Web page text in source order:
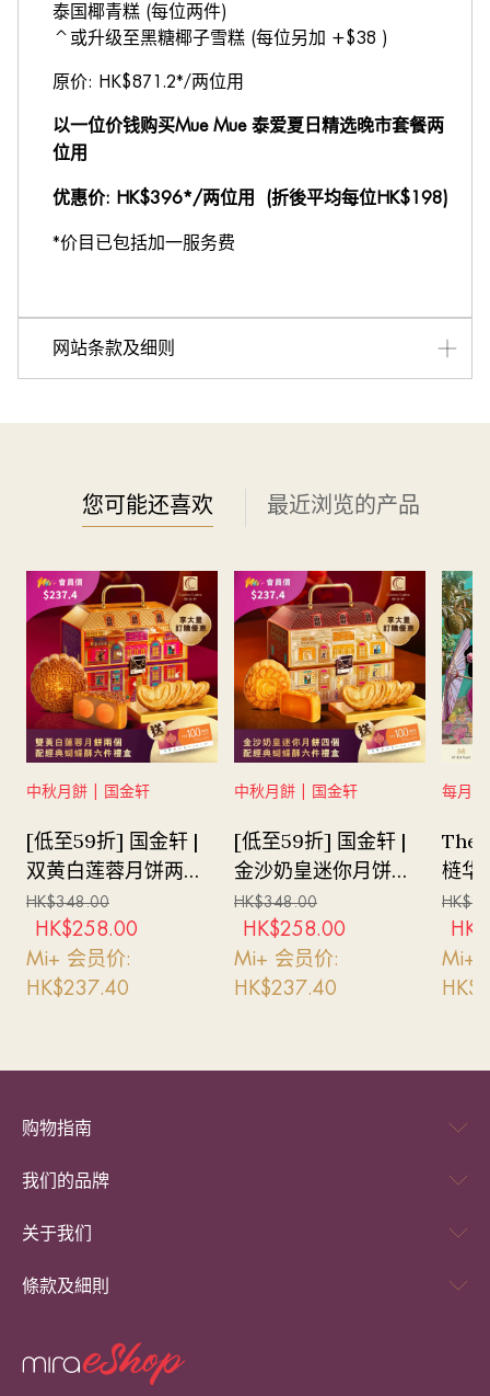
泰国椰青糕 (每位两件)
^或升级至黑糖椰子雪糕 (每位另加 +$38 )
原价: HK$871.2*/两位用
以一位价钱购买Mue Mue 泰爱夏日精选晚市套餐两
位用
优惠价: HK$396*/两位用 (折後平均每位HK$198)
*价目已包括加一服务费
网站条款及细则
已包加一服务费。
如于餐厅点选推广餐牌以外的食品及饮品，所有价钱另
设加一服务费（如适用），并以原价计算。
及免费菜式同时使用。
优惠不可兑换现金、其他产品或服务。
图片只供参考。
如有任何争议，Mira Dining保留最终决定权。
请确保明白及了解所订购之套餐内容相关的细节。
如需改期，必须提前至少3天通知餐厅，并以电子邮件
确认作准。请注意，订单只能改期一次。
如有任何情况导致逾期 或 不能使用，无论最终出席与
否，所有订购的套餐将不设退款 或 更改套餐内容。
您可能还喜欢 最近浏览的产品
中秋月餅 | 国金轩
[低至59折] 国金轩 |
双黄白莲蓉月饼两个
配蝴蝶酥六件礼券
HK$348.00
HK$258.00
Mi+ 会员价:
HK$237.40
中秋月餅 | 国金轩
[低至59折] 国金轩 |
金沙奶皇迷你月饼四
个及蝴蝶酥六件礼券
HK$348.00
HK$258.00
Mi+ 会员价:
HK$237.40
每月
The
梿华
23至
9日
HK$
HK$
Mi+
HK$
购物指南
我们的品牌
关于我们
條款及細則